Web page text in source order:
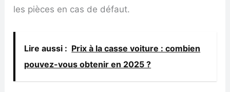
les pièces en cas de défaut.
Lire aussi : Prix à la casse voiture : combien
pouvez-vous obtenir en 2025 ?